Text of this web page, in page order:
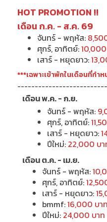
HOT PROMOTION !!
เดือน ก.ค. - ส.ค. 69
จันทร์ - พฤหัส:
ศุกร์, อาทิตย์:
เสาร์ - หยุดยาว:
***เฉพาะเข้าพักในเดือนที่กำ
เดือน พ.ค. - ก.ย.
จันทร์ - พฤหัส:
ศุกร์, อาทิตย์:
เสาร์ - หยุดยาว:
ปีใหม่: 22,000 บา
เดือน ต.ค. - เม.ย.
จันทร์ - พฤหัส:
ศุกร์, อาทิตย์:
เสาร์ - หยุดยาว:
bmmf:16,000 บาท
ปีใหม่: 24,000 บาท